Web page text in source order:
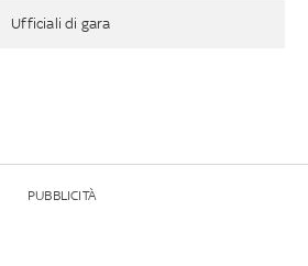
Ufficiali di gara
PUBBLICITÀ